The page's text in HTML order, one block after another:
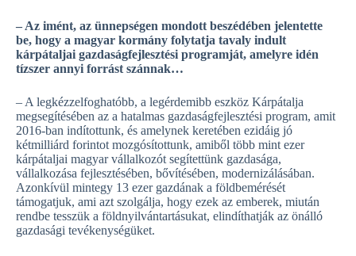
– Az imént, az ünnepségen mondott beszédében jelentette
be, hogy a magyar kormány folytatja tavaly indult
kárpátaljai gazdaságfejlesztési programját, amelyre idén
tízszer annyi forrást szánnak…
– A legkézzelfoghatóbb, a legérdemibb eszköz Kárpátalja
megsegítésében az a hatalmas gazdaságfejlesztési program, amit
2016-ban indítottunk, és amelynek keretében ezidáig jó
kétmilliárd forintot mozgósítottunk, amiből több mint ezer
kárpátaljai magyar vállalkozót segítettünk gazdasága,
vállalkozása fejlesztésében, bővítésében, modernizálásában.
Azonkívül mintegy 13 ezer gazdának a földbemérését
támogatjuk, ami azt szolgálja, hogy ezek az emberek, miután
rendbe tesszük a földnyilvántartásukat, elindíthatják az önálló
gazdasági tevékenységüket.